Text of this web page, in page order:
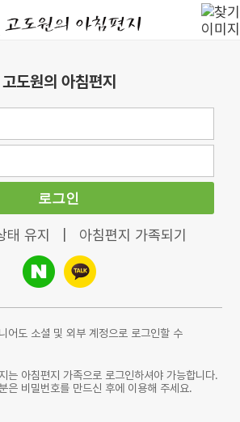
고도원의 아침편지
로그인
태 유지 아침편지 가족되기
어도 소셜 및 외부 계정으로 로그인할 수
는 아침편지 가족으로 로그인하셔야 가능합니다.
은 비밀번호를 만드신 후에 이용해 주세요.